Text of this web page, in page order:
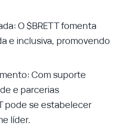
O $BRETT fomenta
e inclusiva, promovendo
Com suporte
e parcerias
pode se estabelecer
líder.